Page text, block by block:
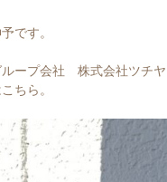
です。
ループ会社 株式会社ツチ
ちら。